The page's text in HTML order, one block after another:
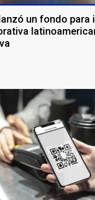
un fondo para